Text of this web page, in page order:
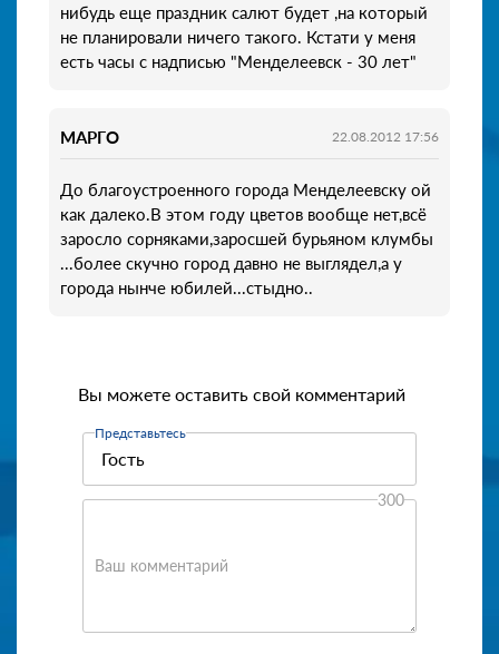
нибудь еще праздник салют будет ,на который
не планировали ничего такого. Кстати у меня
есть часы с надписью "Менделеевск - 30 лет"
МАРГО 22.08.2012 17:56
До благоустроенного города Менделеевску ой
как далеко.В этом году цветов вообще нет,всё
заросло сорняками,заросшей бурьяном клумбы
...более скучно город давно не выглядел,а у
города нынче юбилей...стыдно..
Вы можете оставить свой комментарий
Представьтесь
Ваш комментарий
300